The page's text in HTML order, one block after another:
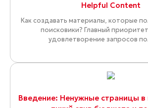
Helpful Content
Как создавать материалы, которые
поисковики? Главный
удовлетворение запросов
Введение: Ненужные страницы в